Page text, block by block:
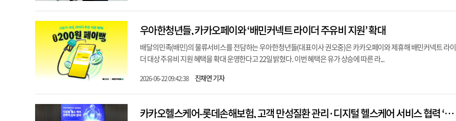
우아한청년들, 카카오페이와 ‘배민커넥트 라이더 주유비 지원’ 확대
배달의민족(배민)의 물류서비스를 전담하는 우아한청년들(대표이사 권오중)은 카카오페이와 제휴해 배민커넥트 라이
더 대상 주유비 지원 혜택을 확대 운영한다고 22일 밝혔다. 이번 혜택은 유가 상승에 따른 라...
2026-06-22 09:42:38 진채연 기자
카카오헬스케어-롯데손해보험, 고객 만성질환 관리·디지털 헬스케어 서비스 협력 ‘맞손’